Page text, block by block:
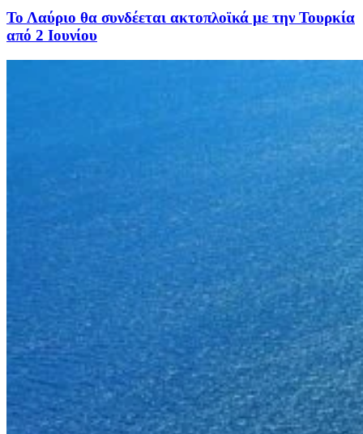
Το Λαύριο θα συνδέεται ακτοπλοϊκά με την Τουρκία
από 2 Ιουνίου